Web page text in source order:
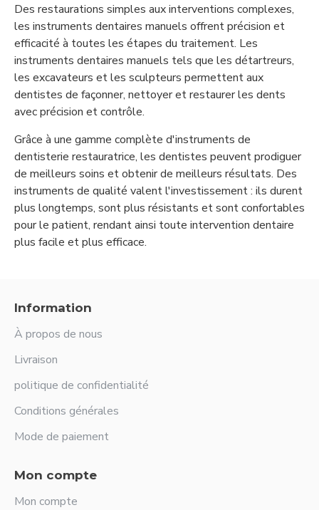
Des restaurations simples aux interventions complexes,
les instruments dentaires manuels offrent précision et
efficacité à toutes les étapes du traitement. Les
instruments dentaires manuels tels que les détartreurs,
les excavateurs et les sculpteurs permettent aux
dentistes de façonner, nettoyer et restaurer les dents
avec précision et contrôle.
Grâce à une gamme complète d'instruments de
dentisterie restauratrice, les dentistes peuvent prodiguer
de meilleurs soins et obtenir de meilleurs résultats. Des
instruments de qualité valent l'investissement : ils durent
plus longtemps, sont plus résistants et sont confortables
pour le patient, rendant ainsi toute intervention dentaire
plus facile et plus efficace.
Information
À propos de nous
Livraison
politique de confidentialité
Conditions générales
Mode de paiement
Mon compte
Mon compte